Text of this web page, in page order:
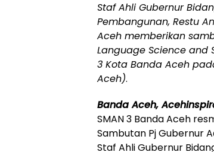
Staf Ahli Gubernur
Pembangunan, Restu
Aceh memberikan
Language Science and
3 Kota Banda Aceh
Aceh).
Banda Aceh,
SMAN 3 Banda Aceh
Sambutan Pj Gubernur
Staf Ahli Gubernur